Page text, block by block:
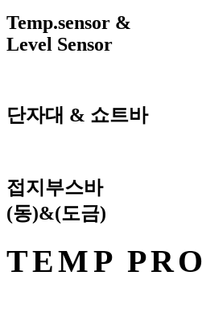
Temp.sensor &
Level Sensor
단자대 & 쇼트바
접지부스바
(동)&(도금)
TEMP